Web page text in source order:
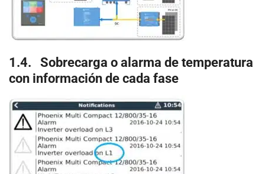
1.4. Sobrecarga o alarma de temperatura
con información de cada fase